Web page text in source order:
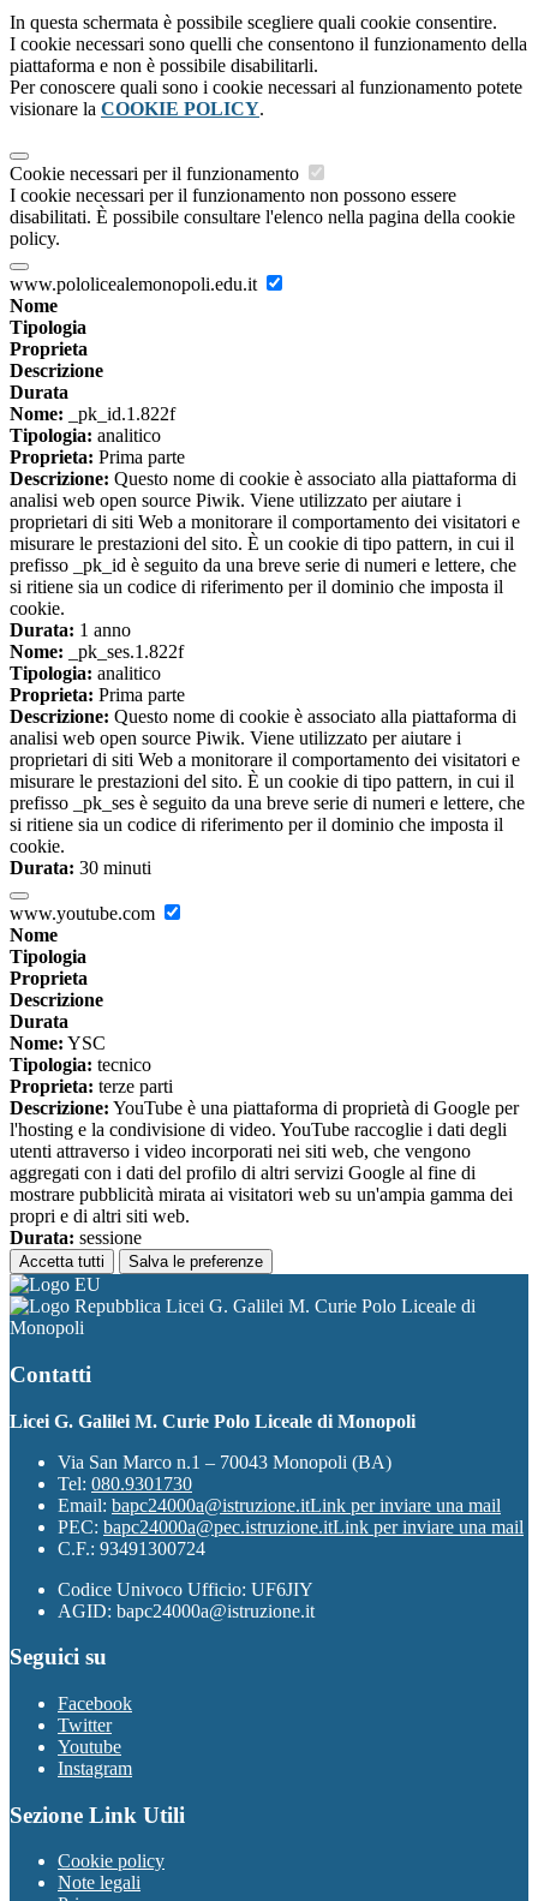
In questa schermata è possibile scegliere quali cookie consentire.
I cookie necessari sono quelli che consentono il funzionamento della
piattaforma e non è possibile disabilitarli.
Per conoscere quali sono i cookie necessari al funzionamento potete
visionare la COOKIE POLICY.
Cookie necessari per il funzionamento
I cookie necessari per il funzionamento non possono essere
disabilitati. È possibile consultare l'elenco nella pagina della cookie
policy.
www.pololicealemonopoli.edu.it
Nome
Tipologia
Proprieta
Descrizione
Durata
Nome: _pk_id.1.822f
Tipologia: analitico
Proprieta: Prima parte
Descrizione: Questo nome di cookie è associato alla piattaforma di
analisi web open source Piwik. Viene utilizzato per aiutare i
proprietari di siti Web a monitorare il comportamento dei visitatori e
misurare le prestazioni del sito. È un cookie di tipo pattern, in cui il
prefisso _pk_id è seguito da una breve serie di numeri e lettere, che
si ritiene sia un codice di riferimento per il dominio che imposta il
cookie.
Durata: 1 anno
Nome: _pk_ses.1.822f
Tipologia: analitico
Proprieta: Prima parte
Descrizione: Questo nome di cookie è associato alla piattaforma di
analisi web open source Piwik. Viene utilizzato per aiutare i
proprietari di siti Web a monitorare il comportamento dei visitatori e
misurare le prestazioni del sito. È un cookie di tipo pattern, in cui il
prefisso _pk_ses è seguito da una breve serie di numeri e lettere, che
si ritiene sia un codice di riferimento per il dominio che imposta il
cookie.
Durata: 30 minuti
www.youtube.com
Nome
Tipologia
Proprieta
Descrizione
Durata
Nome: YSC
Tipologia: tecnico
Proprieta: terze parti
Descrizione: YouTube è una piattaforma di proprietà di Google per
l'hosting e la condivisione di video. YouTube raccoglie i dati degli
utenti attraverso i video incorporati nei siti web, che vengono
aggregati con i dati del profilo di altri servizi Google al fine di
mostrare pubblicità mirata ai visitatori web su un'ampia gamma dei
propri e di altri siti web.
Durata: sessione
Accetta tutti Salva le preferenze
Licei G. Galilei M. Curie Polo Liceale di
Monopoli
Contatti
Licei G. Galilei M. Curie Polo Liceale di Monopoli
Via San Marco n.1 – 70043 Monopoli (BA)
Tel: 080.9301730
Email: bapc24000a@istruzione.itLink per inviare una mail
PEC: bapc24000a@pec.istruzione.itLink per inviare una mail
C.F.: 93491300724
Codice Univoco Ufficio: UF6JIY
AGID: bapc24000a@istruzione.it
Seguici su
Facebook
Twitter
Youtube
Instagram
Sezione Link Utili
Cookie policy
Note legali